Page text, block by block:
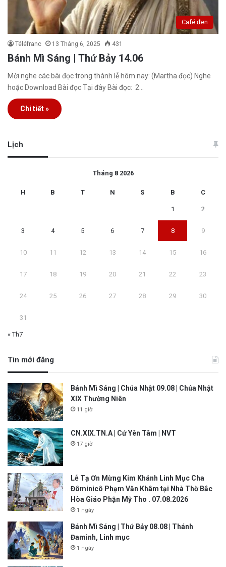
Café đen
Téléfranc 13 Tháng 6, 2025 431
Bánh Mì Sáng | Thứ Bảy 14.06
Mời nghe các bài đọc trong thánh lễ hôm nay: (Martha đọc) Nghe
hoặc Download Bài đọc Tại đây Bài đọc: 2…
Chi tiết »
Lịch
Tháng 8 2026
H B T N S B C
1 2
3 4 5 6 7 8 9
10 11 12 13 14 15 16
17 18 19 20 21 22 23
24 25 26 27 28 29 30
31
« Th7
Tin mới đăng
Bánh Mì Sáng | Chúa Nhật 09.08 | Chúa Nhật
XIX Thường Niên
11 giờ
CN.XIX.TN.A | Cứ Yên Tâm | NVT
17 giờ
Lễ Tạ Ơn Mừng Kim Khánh Linh Mục Cha
Đôminicô Phạm Văn Khâm tại Nhà Thờ Bắc
Hòa Giáo Phận Mỹ Tho . 07.08.2026
1 ngày
Bánh Mì Sáng | Thứ Bảy 08.08 | Thánh
Đaminh, Linh mục
1 ngày